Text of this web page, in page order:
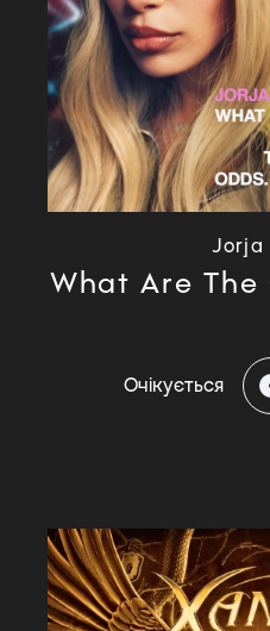
Jorja
What Are The
Очікується